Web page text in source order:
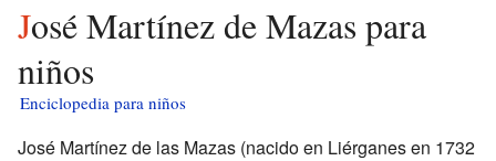
José Martínez de Mazas para
niños
Enciclopedia para niños
José Martínez de las Mazas (nacido en Liérganes en 1732